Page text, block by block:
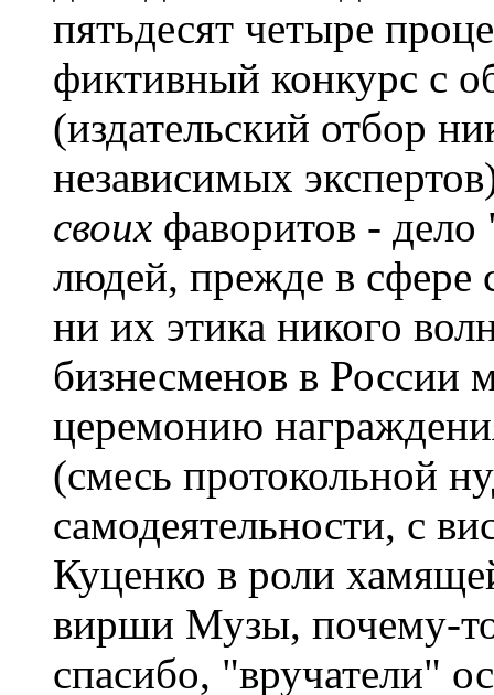
пятьдесят четыре
фиктивный конкурс с
(издательский отбор
независимых
своих фаворитов -
людей, прежде в сфере
ни их этика никого
бизнесменов в России
церемонию
(смесь протокольной
самодеятельности, с
Куценко в роли
вирши Музы, почему-
спасибо, "вручатели"